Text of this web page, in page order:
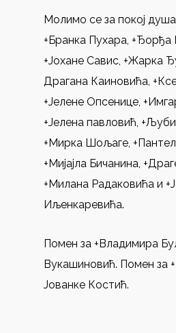
Молимо се за покој душа
+Бранка Пухара, +Ђорђа
+Јохане Савис, +Жарка
Драгана Каиновића,
+Јелене Опсенице,
+Јелена павловић,
+Мирка Шољаге,
+Мијајла Бичанина,
+Милана Радаковића и
Иљенкаревића.
Помен за +Владимира
Вукашиновић. Помен за
Јованке Костић.